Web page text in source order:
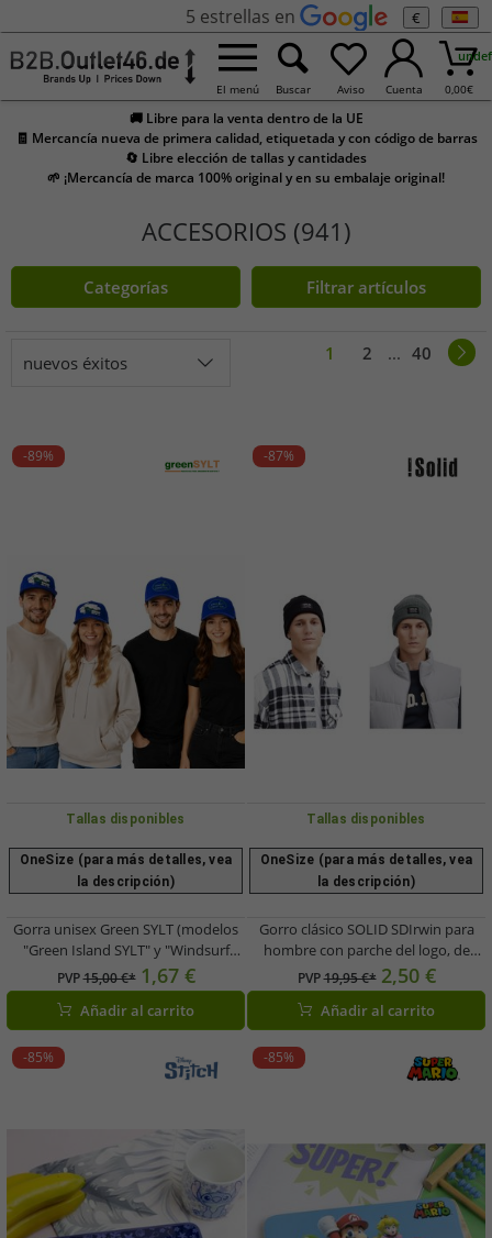
5 estrellas en €
El menú Buscar Aviso Cuenta 0,00€
🚚 Libre para la venta dentro de la UE
🧾 Mercancía nueva de primera calidad, etiquetada y con código de barras
🔄 Libre elección de tallas y cantidades
🌱 ¡Mercancía de marca 100% original y en su embalaje original!
ACCESORIOS (941)
Categorías Filtrar artículos
nuevos éxitos 1 2 ... 40
-89%
Tallas disponibles
OneSize (para más detalles, vea
la descripción)
Gorra unisex Green SYLT (modelos
"Green Island SYLT" y "Windsurf
World Cup SYLT") con visera plana y
cierre ajustable – Azul
PVP15,00 €* 1,67 €
Añadir al carrito
-87%
Tallas disponibles
OneSize (para más detalles, vea
la descripción)
Gorro clásico SOLID SDIrwin para
hombre con parche del logo, de
punto (modelo 21301127-ME) en
negro o gris
PVP19,95 €* 2,50 €
Añadir al carrito
-85% -85%